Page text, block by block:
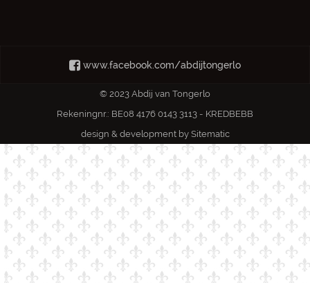
www.facebook.com/abdijtongerlo
© 2023 Abdij van Tongerlo
Rekeningnr.: BE08 4176 0143 3113 - KREDBEBB
design & development by Sitematic